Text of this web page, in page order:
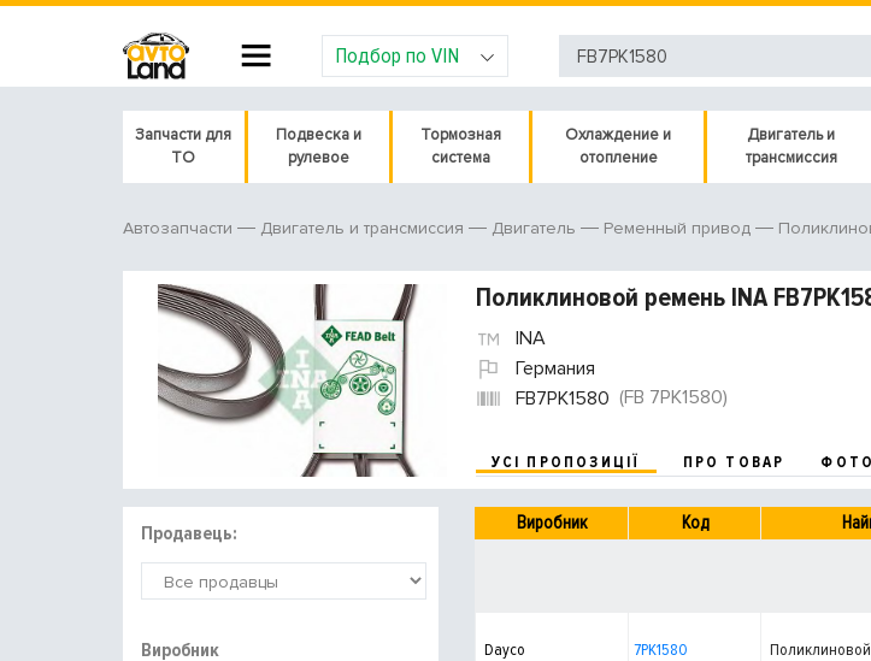
Подбор по VIN
Запчасти для
ТО
Подвеска и
рулевое
Тормозная
система
Охлаждение и
отопление
Двигатель и
трансмиссия
Автозапчасти Двигатель и трансмиссия Двигатель Ременный привод
Поликлиновой ремень INA
INA
Германия
FB7PK1580 (FB 7PK1580)
УСІ ПРОПОЗИЦІЇ ПРО ТОВАР ФОТО
Продавець:
Виробник
Виробник Код
Dayco 7PK1580